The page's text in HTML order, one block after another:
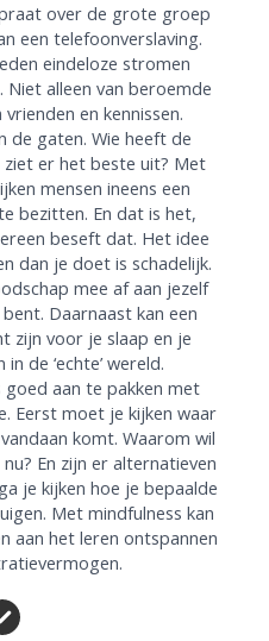
over de grote groep
een telefoonverslaving.
eindeloze stromen
Niet alleen van beroemde
en kennissen.
de gaten. Wie heeft de
er het beste uit? Met
mensen ineens een
bezitten. En dat is het,
beseft dat. Het idee
dan je doet is schadelijk.
mee af aan jezelf
Daarnaast kan een
zijn voor je slaap en je
de ‘echte’ wereld.
goed aan te pakken met
Eerst moet je kijken waar
komt. Waarom wil
En zijn er alternatieven
je kijken hoe je bepaalde
Met mindfulness kan
aan het leren ontspannen